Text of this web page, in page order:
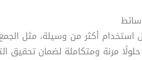
استخدام أكثر من وسيلة، مثل
مرنة ومتكاملة لضمان تحقيق